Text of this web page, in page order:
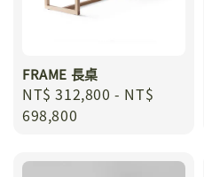
FRAME 長桌
Regular
price
NT$ 312,800 - NT$
698,800